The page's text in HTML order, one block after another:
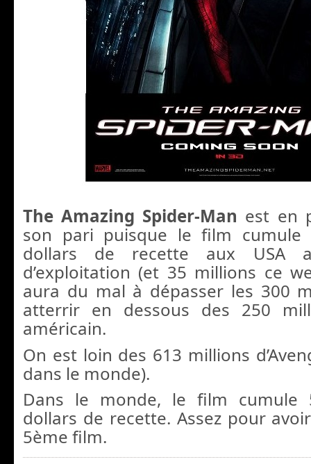
The Amazing Spider-Man est en
son pari puisque le film cumule
dollars de recette aux USA
d’exploitation (et 35 millions ce
aura du mal à dépasser les 300
atterrir en dessous des 250
américain.
On est loin des 613 millions
dans le monde).
Dans le monde, le film cumule
dollars de recette. Assez pour
5ème film.